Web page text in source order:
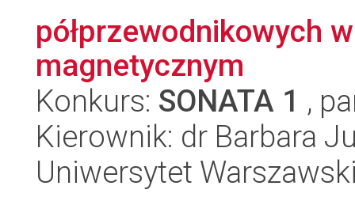
półprzewodnikowych
magnetycznym
Konkurs: SONATA 1 ,
Kierownik: dr Barbara
Uniwersytet